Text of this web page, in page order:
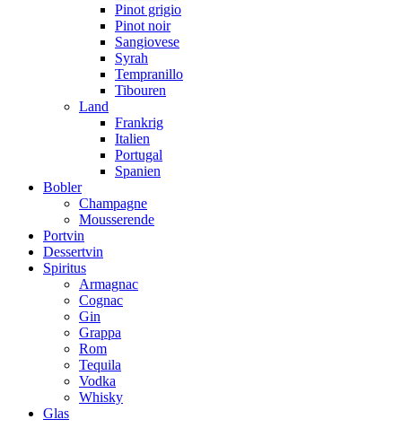
Pinot grigio
Pinot noir
Sangiovese
Syrah
Tempranillo
Tibouren
Land
Frankrig
Italien
Portugal
Spanien
Bobler
Champagne
Mousserende
Portvin
Dessertvin
Spiritus
Armagnac
Cognac
Gin
Grappa
Rom
Tequila
Vodka
Whisky
Glas